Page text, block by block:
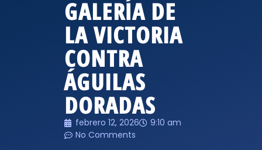
GALERÍA DE
LA VICTORIA
CONTRA
ÁGUILAS
DORADAS
febrero 12, 2026
9:10 am
No Comments